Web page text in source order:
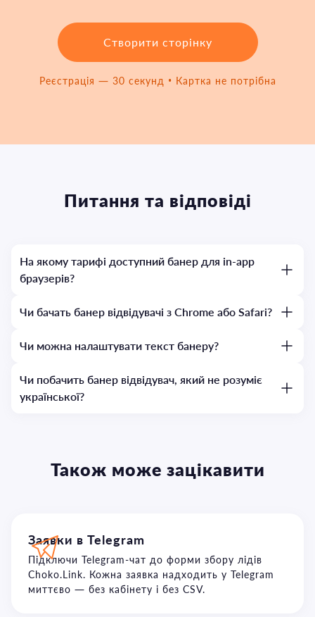
Створити сторінку
Реєстрація — 30 секунд • Картка не потрібна
Питання та відповіді
На якому тарифі доступний банер для in-app
браузерів?
Чи бачать банер відвідувачі з Chrome або Safari?
Чи можна налаштувати текст банеру?
Чи побачить банер відвідувач, який не розуміє
української?
Також може зацікавити
Заявки в Telegram
Підключи Telegram-чат до форми збору лідів
Choko.Link. Кожна заявка надходить у Telegram
миттєво — без кабінету і без CSV.